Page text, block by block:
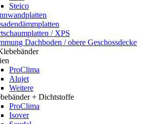
Steico
/ XPS
Dachboden / obere Geschossdecke
ProClima
Alujet
Weitere
+ Dichtstoffe
ProClima
Isover